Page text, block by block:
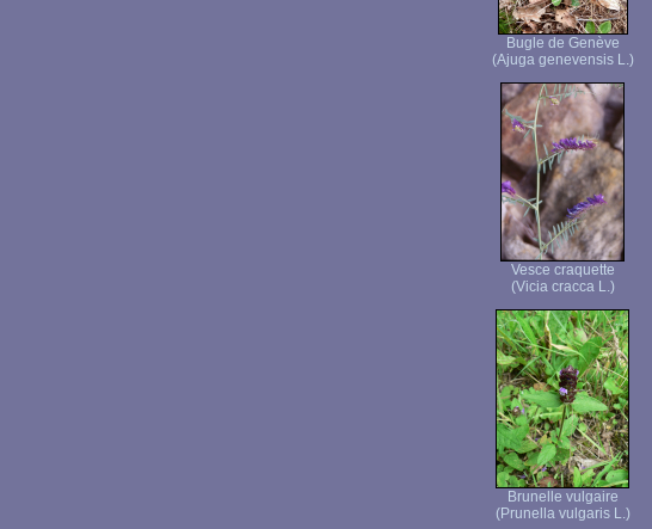
Bugle de Genève
(Ajuga genevensis L.)
Vesce craquette
(Vicia cracca L.)
Brunelle vulgaire
(Prunella vulgaris L.)